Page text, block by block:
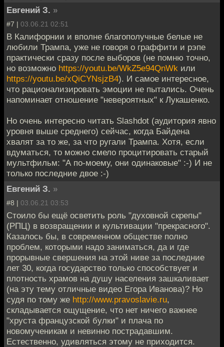
Евгений З. »
#7 | 03.06.21 02:51
В Калифорнии и вполне благополучные белые не
любили Трампа, уже не говоря о граффити и рэпе
практически сразу после выборов (не помню точно,
но возможно https://youtu.be/WkZ5e94QnWk или
https://youtu.be/xQiCYNsjzB4). И самое интересное,
что рационализировать эмоции не пытались. Очень
напоминает отношение "невероятных" к Лукашенко.
Но очень интересно читать Slashdot (аудитория явно
уровня выше среднего) сейчас, когда Байдена
хвалят за то же, за что ругали Трампа. Хотя, если
вдуматься, то можно смело процитировать старый
мультфильм: "А по-моему, они одинаковые" :-) И не
только последние двое :-)
Евгений З. »
#8 | 03.06.21 03:53
Стоило бы ещё осветить роль "духовной скрепы"
(РПЦ) в возвращении и культивации "прекрасного".
Казалось бы, в современном обществе полно
проблем, которыми надо заниматься, да и где
прорывные свершения на этой ниве за последние
лет 30, когда государство только способствует и
плотность храмов на душу населения зашкаливает
(на эту тему отличные видео Егора Иванова)? Но
судя по тому же http://www.pravoslavie.ru,
складывается ощущение, что нет ничего важнее
"хруста французской булки" и плача по
новомученикам и невинно пострадавшим.
Естественно, удивляться этому не приходится.